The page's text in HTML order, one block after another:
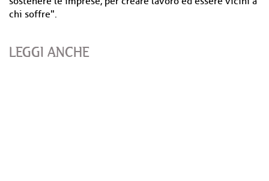
chi soffre".
LEGGI ANCHE